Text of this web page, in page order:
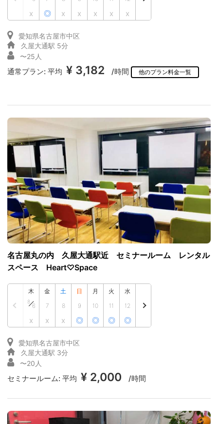
x ◎ x x x x x
愛知県名古屋市中区
久屋大通駅 5分
〜25人
通常プラン: 平均 ¥ 3,182 /時間 他のプラン料金一覧
名古屋丸の内 久屋大通駅近 セミナールーム レンタル
スペース Heart♡Space
木
8
6
x
金
7
x
土
8
x
日
9
◎
月
10
◎
火
11
◎
水
12
◎
愛知県名古屋市中区
久屋大通駅 3分
〜20人
セミナールーム: 平均 ¥ 2,000 /時間